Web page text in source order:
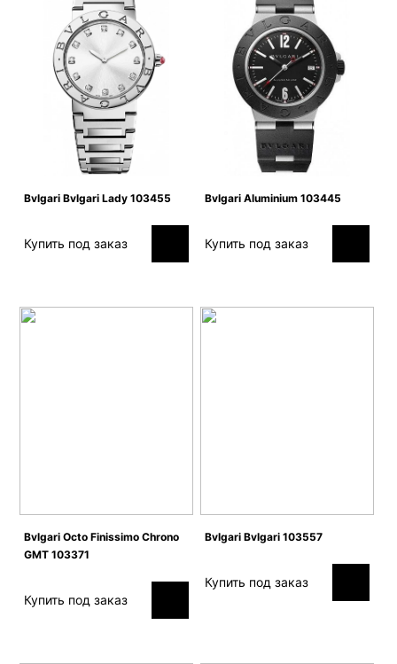
Bvlgari Bvlgari Lady 103455
Купить под заказ
Bvlgari Aluminium 103445
Купить под заказ
Bvlgari Octo Finissimo Chrono
GMT 103371
Купить под заказ
Bvlgari Bvlgari 103557
Купить под заказ